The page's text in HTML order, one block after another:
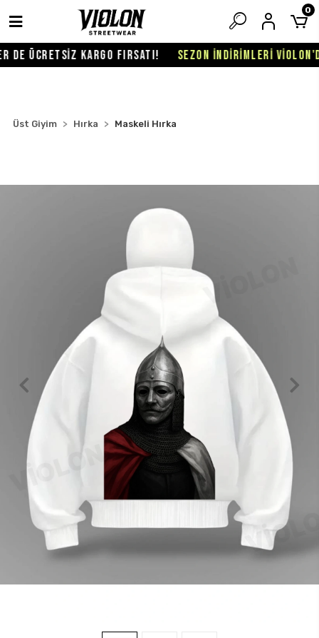
ÜCRETSİZ KARGO FIRSATI! SEZON İNDİRİMLERİ
0
Üst Giyim Hırka Maskeli Hırka